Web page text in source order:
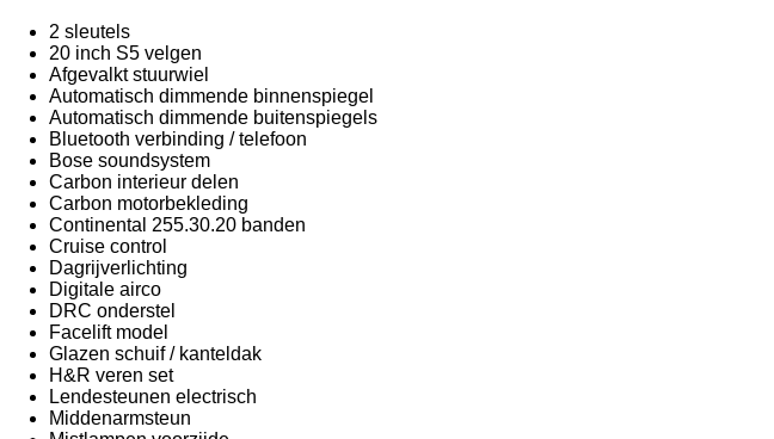
2 sleutels
20 inch S5 velgen
Afgevalkt stuurwiel
Automatisch dimmende binnenspiegel
Automatisch dimmende buitenspiegels
Bluetooth verbinding / telefoon
Bose soundsystem
Carbon interieur delen
Carbon motorbekleding
Continental 255.30.20 banden
Cruise control
Dagrijverlichting
Digitale airco
DRC onderstel
Facelift model
Glazen schuif / kanteldak
H&R veren set
Lendesteunen electrisch
Middenarmsteun